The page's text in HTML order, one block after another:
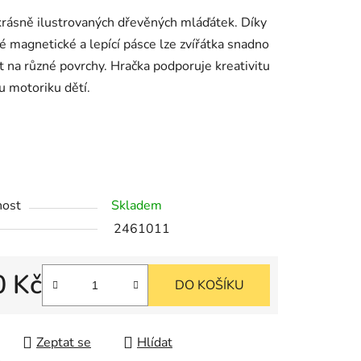
ilustrovaných dřevěných mláďátek. Díky
magnetické a lepící pásce lze zvířátka snadno
na různé povrchy. Hračka podporuje kreativitu
motoriku dětí.
Skladem
2461011
Kč DO KOŠÍKU
Zeptat se
Hlídat